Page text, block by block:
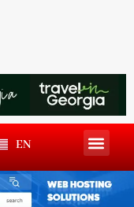
EN